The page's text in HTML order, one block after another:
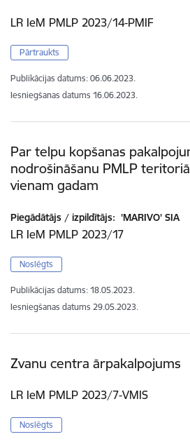
LR IeM PMLP 2023/14-PMIF
Pārtraukts
Publikācijas datums: 06.06.2023.
Iesniegšanas datums 16.06.2023.
Par telpu kopšanas
nodrošināšanu PMLP
vienam gadam
Piegādātājs / izpildītājs: 'MARIVO' SIA
LR IeM PMLP 2023/17
Noslēgts
Publikācijas datums: 18.05.2023.
Iesniegšanas datums 29.05.2023.
Zvanu centra ārpakalpojums
LR IeM PMLP 2023/7-VMIS
Noslēgts